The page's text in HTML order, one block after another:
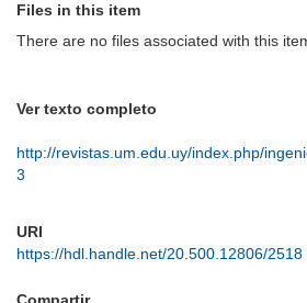
Files in this item
There are no files associated with this
Ver texto completo
http://revistas.um.edu.uy/index.php/
3
URI
https://hdl.handle.net/20.500.12806/2518